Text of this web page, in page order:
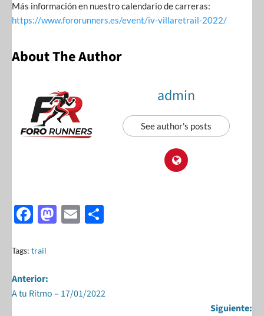
Más información en nuestro calendario de carreras:
https://www.fororunners.es/event/iv-villaretrail-2022/
About The Author
admin
See author's posts
F
e
b
o
M
o
E
Tags: trail
Anterior:
A tu Ritmo – 17/01/2022
Siguiente: